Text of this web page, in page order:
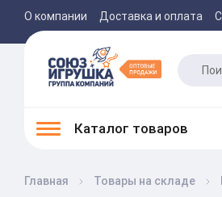
О компании Доставка и оплата
Каталог товаров
Главная Товары на складе